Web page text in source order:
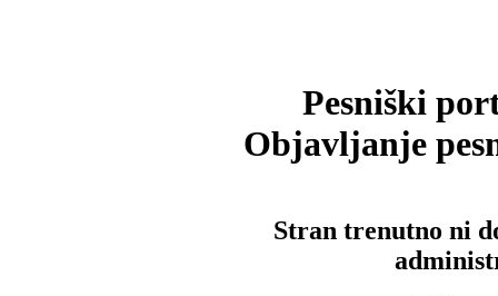
Pesniški
Objavljanje
Stran trenutno ni